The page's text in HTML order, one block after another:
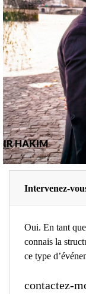
Intervenez-
Oui. En tant que
connais la
ce type
contactez-